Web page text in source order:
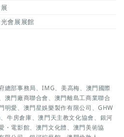
會展展館
總部事務局、IMG、美高梅、澳門國際
澳門廠商聯合會、澳門離島工商業聯合
明愛、澳門星娛樂製作有限公司、GHW
牛房倉庫、澳門天主教文化協會、銀河
・電影館、澳門文化體、澳門美術協